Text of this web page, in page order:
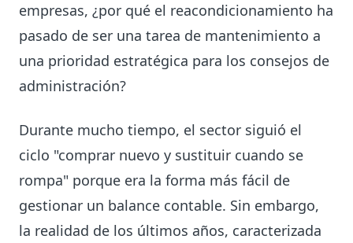
empresas, ¿por qué el reacondicionamiento ha
pasado de ser una tarea de mantenimiento a
una prioridad estratégica para los consejos de
administración?
Durante mucho tiempo, el sector siguió el
ciclo "comprar nuevo y sustituir cuando se
rompa" porque era la forma más fácil de
gestionar un balance contable. Sin embargo,
la realidad de los últimos años, caracterizada